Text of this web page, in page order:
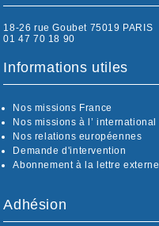
18-26 rue Goubet 75019 PARIS
01 47 70 18 90
Informations utiles
Nos missions France
Nos missions à l’ international
Nos relations européennes
Demande d'intervention
Abonnement à la lettre externe
Adhésion